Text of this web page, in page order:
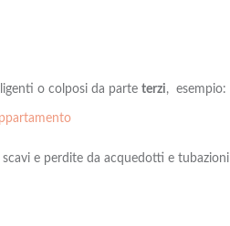
o colposi da parte terzi, esempio:
e perdite da acquedotti e tubazioni